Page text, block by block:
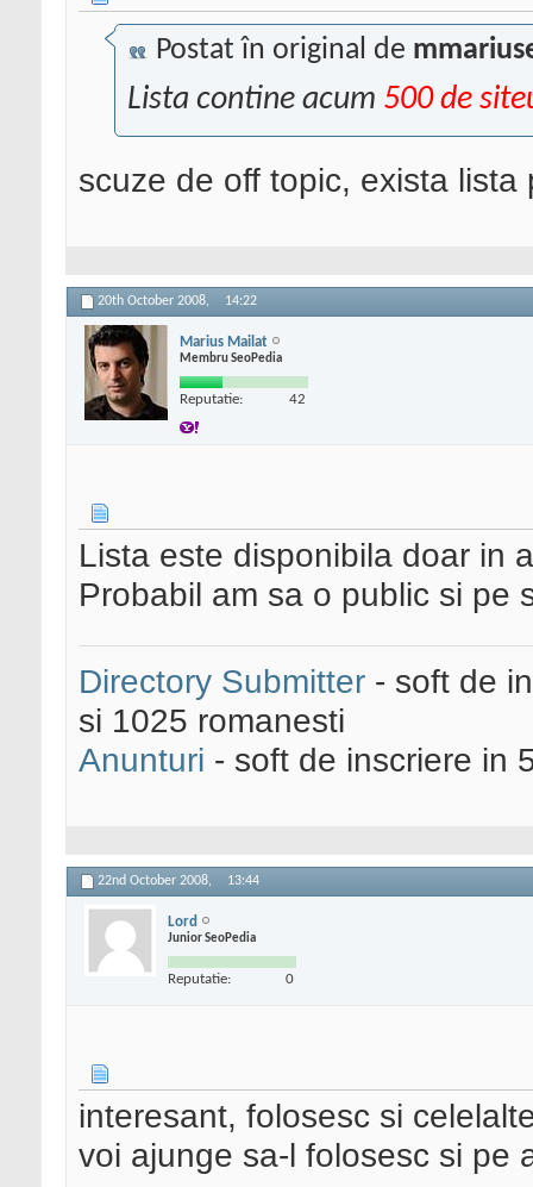
Postat în original de
Lista contine acum 500 de
scuze de off topic, exista
20th October 2008, 14:22
Marius Mailat
Membru SeoPedia
Reputatie: 42
Lista este disponibila doar in
Probabil am sa o public si pe
Directory Submitter - soft de
si 1025 romanesti
Anunturi - soft de inscriere in
22nd October 2008, 13:44
Lord
Junior SeoPedia
Reputatie: 0
interesant, folosesc si
voi ajunge sa-l folosesc si pe